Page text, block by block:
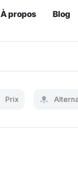
À propos Blog
Prix